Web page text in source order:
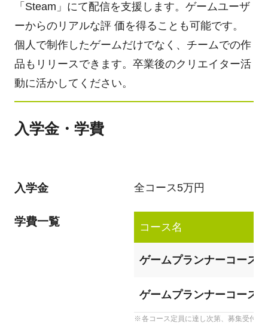
「Steam」にて配信を支援します。ゲームユーザ
ーからのリアルな評 価を得ることも可能です。
個人で制作したゲームだけでなく、チームでの作
品もリリースできます。卒業後のクリエイター活
動に活かしてください。
入学金・学費
入学金 全コース5万円
学費一覧 コース名
ゲームプランナーコース
ゲームプランナーコース
各コース定員に達し次第、募集受付を